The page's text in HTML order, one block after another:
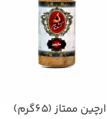
ممتاز (۶۵گرم)